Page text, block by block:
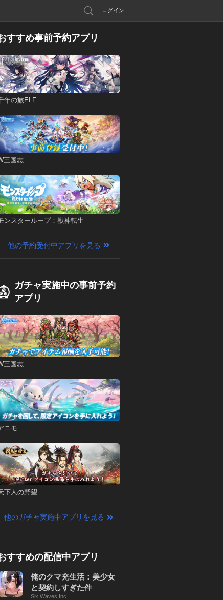
ログイン
すすめ事前予約アプリ
年の旅ELF
三国志
ンスターループ：獣神転生
他の予約受付中アプリを見る
ガチャ実施中の事前予約
アプリ
三国志
ニモ
下人の野望
他のガチャ実施中アプリを見る
すすめの配信中アプリ
俺のクマ充生活：美少女
と契約しすぎた件
Six Waves Inc.